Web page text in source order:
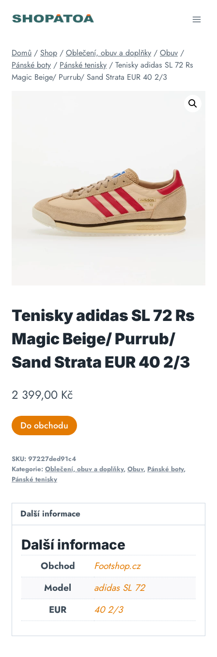
Domů / Shop / Oblečení, obuv a doplňky / Obuv /
Pánské boty / Pánské tenisky / Tenisky adidas SL 72 Rs
Magic Beige/ Purrub/ Sand Strata EUR 40 2/3
Tenisky adidas SL 72 Rs
Magic Beige/ Purrub/
Sand Strata EUR 40 2/3
2 399,00 Kč
Do obchodu
SKU: 97227ded91c4
Kategorie: Oblečení, obuv a doplňky, Obuv, Pánské boty,
Pánské tenisky
Další informace
Další informace
Obchod
Footshop.cz
Model
adidas SL 72
EUR
40 2/3